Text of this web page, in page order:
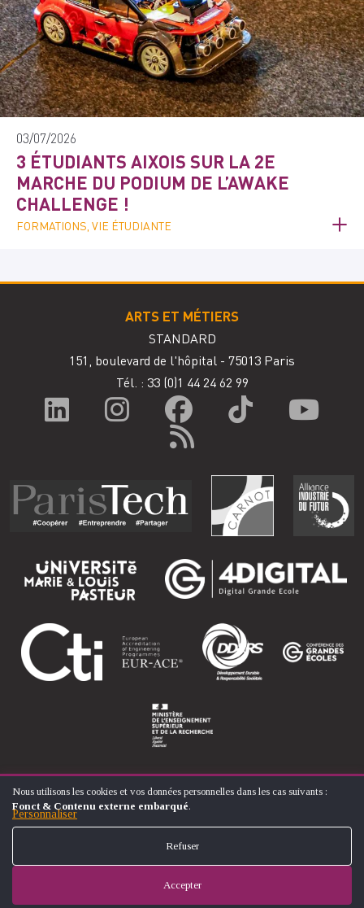
03/07/2026
3 ÉTUDIANTS AIXOIS SUR LA 2E
MARCHE DU PODIUM DE L’AWAKE
CHALLENGE !
FORMATIONS, VIE ÉTUDIANTE
ARTS ET MÉTIERS
STANDARD
151, boulevard de l'hôpital - 75013 Paris
Tél. : 33 (0)1 44 24 62 99
© ÉCOLE NATIONALE SUPÉRIEURE D'ARTS ET MÉTIERS
MENTIONS LÉGALES
UTILISATION
DES
DONNÉES
DES
Nous utilisons les cookies et vos données personnelles dans les cas suivants :
Fonct & Contenu externe embarqué.
Personnaliser
Refuser
Accepter